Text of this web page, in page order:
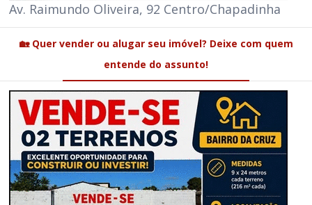
Av. Raimundo Oliveira, 92 Centro/Chapadinha
🏡 Quer vender ou alugar seu imóvel? Deixe com quem
entende do assunto!